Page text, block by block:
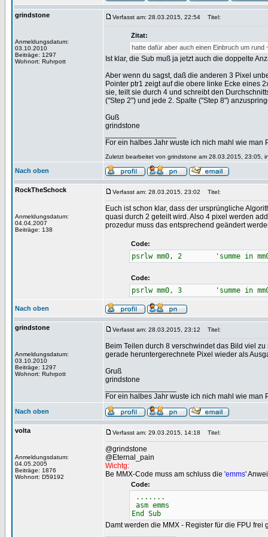
grindstone
Anmeldungsdatum:
03.10.2010
Beiträge: 1297
Wohnort: Ruhrpott
Verfasst am: 28.03.2015, 22:54 Titel:
Zitat:
hatte dafür aber auch einen Einbruch um rund
Ist klar, die Sub muß ja jetzt auch die doppelte
Aber wenn du sagst, daß die anderen 3 Pixel
Pointer ptr1 zeigt auf die obere linke Ecke eines
sie, teilt sie durch 4 und schreibt den
("Step 2") und jede 2. Spalte ("Step 8")
Guß
grindstone
For ein halbes Jahr wuste ich nich mahl wie man
Zuletzt bearbeitet von grindstone am 28.03.2015, 23:05,
Nach oben
RockTheSchock
Anmeldungsdatum:
04.04.2007
Beiträge: 138
Verfasst am: 28.03.2015, 23:02 Titel:
Euch ist schon klar, dass der ursprüngliche
quasi durch 2 geteilt wird. Also 4 pixel werden
prozedur muss das entsprechend geändert
Code:
psrlw mm0, 2 'summe in
Code:
psrlw mm0, 3 'summe in
Nach oben
grindstone
Anmeldungsdatum:
03.10.2010
Beiträge: 1297
Wohnort: Ruhrpott
Verfasst am: 28.03.2015, 23:12 Titel:
Beim Teilen durch 8 verschwindet das Bild viel
gerade heruntergerechnete Pixel wieder als
Gruß
grindstone
For ein halbes Jahr wuste ich nich mahl wie man
Nach oben
volta
Anmeldungsdatum:
04.05.2005
Beiträge: 1876
Wohnort: D59192
Verfasst am: 29.03.2015, 14:18 Titel:
@grindstone
@Eternal_pain
Wichtg:
Be MMX-Code muss am schluss die 'emms'
Code:
.......
asm emms
End Sub
Damt werden die MMX - Register für die FPU